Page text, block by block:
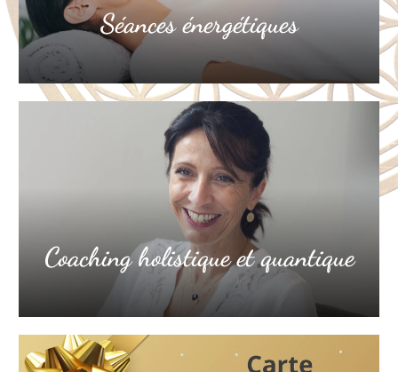
Séances énergétiques
Coaching holistique et quantique